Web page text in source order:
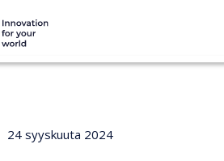
24 syyskuuta 2024